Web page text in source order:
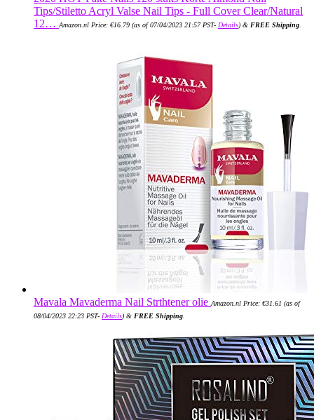
Tips/Stiletto Acryl Valse Nail Tips - Full Cover Clear/Natural
12… Amazon.nl Price: €16.79 (as of 07/04/2023 21:57 PST- Details) & FREE Shipping
Mavala Mavaderma Nail Strthtener olie Amazon.nl Price: €31.61 (as of
08/04/2023 22:23 PST- Details) & FREE Shipping